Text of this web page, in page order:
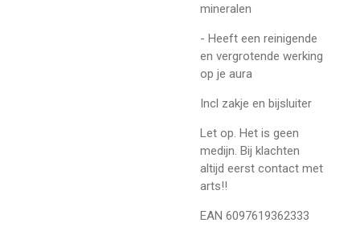
mineralen
- Heeft een reinigende
en vergrotende werking
op je aura
Incl zakje en bijsluiter
Let op. Het is geen
medijn. Bij klachten
altijd eerst contact met
arts!!
EAN 6097619362333